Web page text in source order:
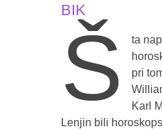
BIK
Š
ta
pri
Karl
Lenjin bili